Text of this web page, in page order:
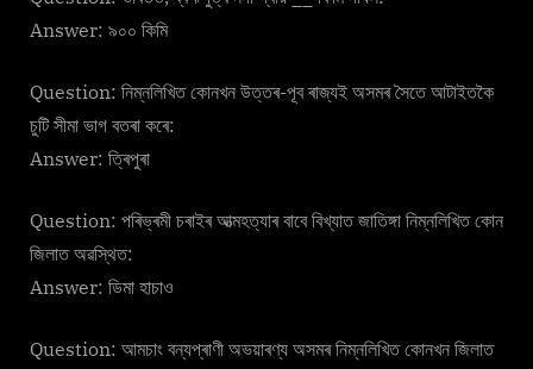
Answer: ৯০০ কিমি
Question: নিম্নলিখিত কোনখন উত্তৰ-পূব ৰাজ্যই অসমৰ সৈতে আটাইতকৈ
চুটি সীমা ভাগ বতৰা কৰে:
Answer: ত্ৰিপুৰা
Question: পৰিভ্ৰমী চৰাইৰ আত্মহত্যাৰ বাবে বিখ্যাত জাতিঙ্গা নিম্নলিখিত কোন
জিলাত অৱস্থিত:
Answer: ডিমা হাচাও
Question: আমচাং বন্যপ্ৰাণী অভয়াৰণ্য অসমৰ নিম্নলিখিত কোনখন জিলাত